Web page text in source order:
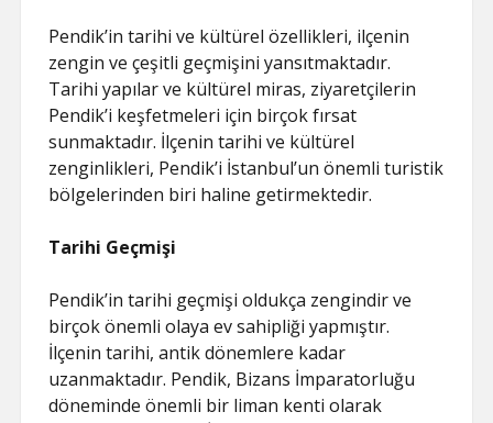
Pendik’in tarihi ve kültürel özellikleri, ilçenin
zengin ve çeşitli geçmişini yansıtmaktadır.
Tarihi yapılar ve kültürel miras, ziyaretçilerin
Pendik’i keşfetmeleri için birçok fırsat
sunmaktadır. İlçenin tarihi ve kültürel
zenginlikleri, Pendik’i İstanbul’un önemli turistik
bölgelerinden biri haline getirmektedir.
Tarihi Geçmişi
Pendik’in tarihi geçmişi oldukça zengindir ve
birçok önemli olaya ev sahipliği yapmıştır.
İlçenin tarihi, antik dönemlere kadar
uzanmaktadır. Pendik, Bizans İmparatorluğu
döneminde önemli bir liman kenti olarak